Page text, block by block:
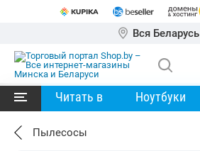
Вся Беларусь
Читать в Ноутбуки
Пылесосы